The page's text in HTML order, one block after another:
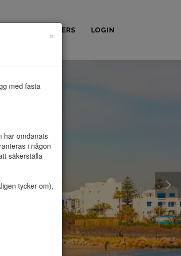
PARTNERS LOGIN
×
med fasta
har omdanats
i någon
säkerställa
tycker om),